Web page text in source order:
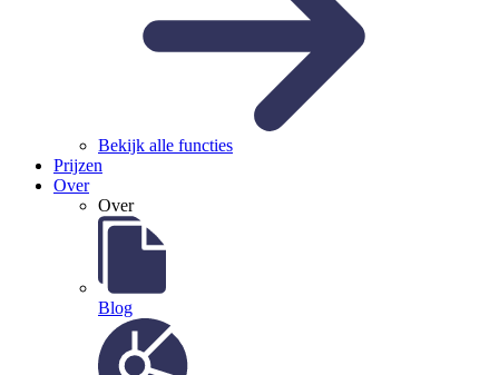
Bekijk alle functies
Prijzen
Over
Over
Blog